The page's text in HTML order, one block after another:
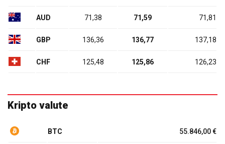
AUD 71,38 71,59 71,81
GBP 136,36 136,77 137,18
CHF 125,48 125,86 126,23
Kripto valute
BTC 55.846,00 €